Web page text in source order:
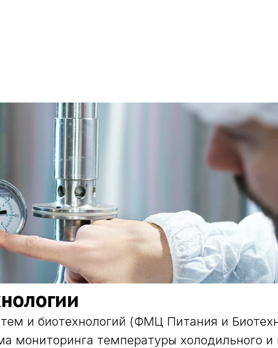
и биотехнологий (ФМЦ Питания и
мониторинга температуры холодильного и